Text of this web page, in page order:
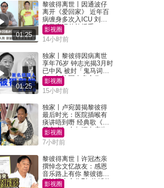
01:25
黎彼得离世丨因通波仔
离开《爱回家》 近年百
病缠身多次入ICU 刘銮
雄黄宗泽曾施援手
影视圈
14小时前
01:25
独家丨黎彼得因病离世
享年76岁 钟志光揭3月时
已中风 被封「鬼马词
人」与许冠杰多合作
影视圈
15小时前
独家丨卢宛茵揭黎彼得
最后时光：医院插喉有
痰讲唔到嘢 经典歌《浪
子心声》金句源自庙街
睇相佬
影视圈
7小时前
黎彼得离世丨许冠杰亲
撰悼念文忆故友：感恩
音乐路上有你 黎彼德曾
直认唔夹合作7年终拆伙
影视圈